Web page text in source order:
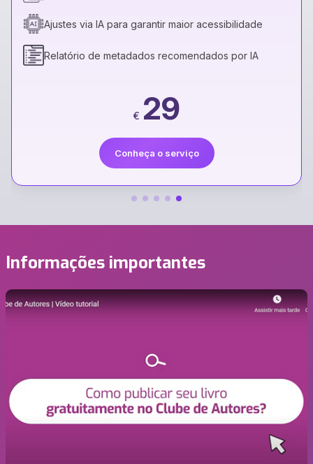
Ajustes via IA para garantir maior acessibilidade
Relatório de metadados recomendados por IA
€ 29
Conheça o serviço
Informações importantes